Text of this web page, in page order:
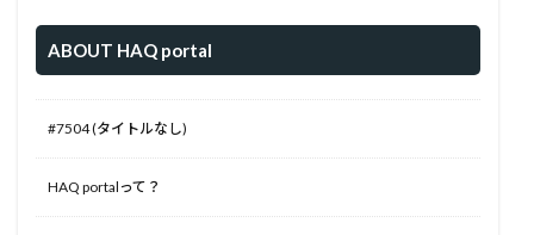
ABOUT HAQ portal
#7504 (タイトルなし)
HAQ portalって？